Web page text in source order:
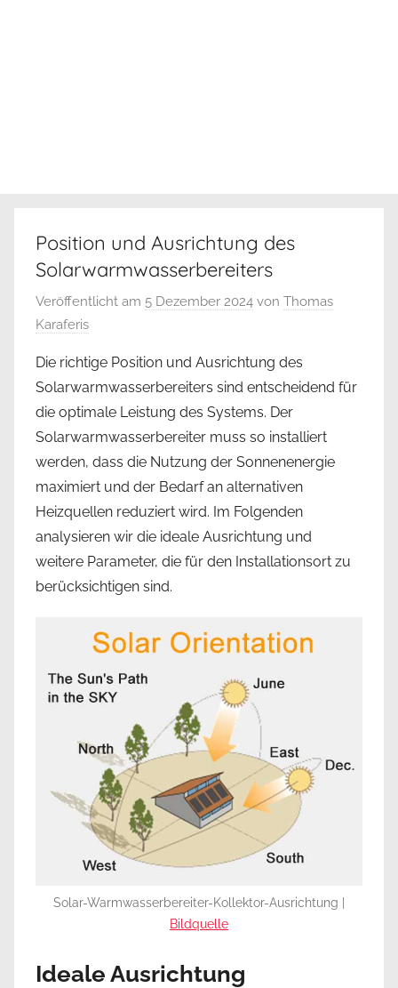
Position und Ausrichtung des
Solarwarmwasserbereiters
Veröffentlicht am 5 Dezember 2024 von Thomas
Karaferis
Die richtige Position und Ausrichtung des
Solarwarmwasserbereiters sind entscheidend für
die optimale Leistung des Systems. Der
Solarwarmwasserbereiter muss so installiert
werden, dass die Nutzung der Sonnenenergie
maximiert und der Bedarf an alternativen
Heizquellen reduziert wird. Im Folgenden
analysieren wir die ideale Ausrichtung und
weitere Parameter, die für den Installationsort zu
berücksichtigen sind.
Solar-Warmwasserbereiter-Kollektor-Ausrichtung |
Bildquelle
Ideale Ausrichtung